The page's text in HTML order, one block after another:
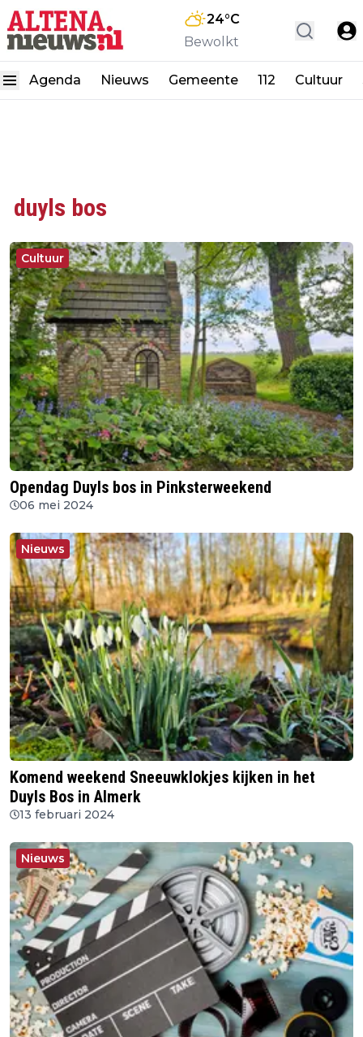
24°C
Bewolkt
Agenda Nieuws Gemeente 112 Cultuur
duyls bos
Cultuur
Opendag Duyls bos in Pinksterweekend
06 mei 2024
Nieuws
Komend weekend Sneeuwklokjes kijken in het
Duyls Bos in Almerk
13 februari 2024
Nieuws